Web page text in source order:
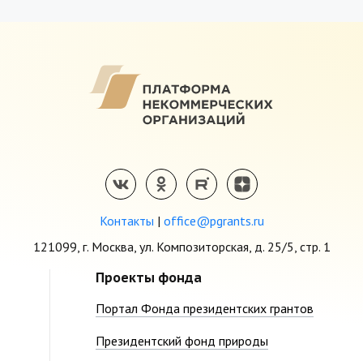
Контакты | office@pgrants.ru
121099, г. Москва, ул. Композиторская, д. 25/5, стр. 1
Проекты фонда
Портал Фонда президентских грантов
Президентский фонд природы